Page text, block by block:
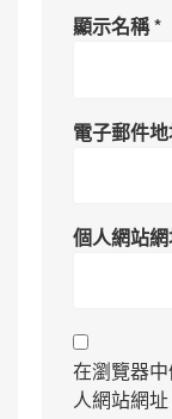
顯示名稱*
電子郵件
個人網站
在瀏覽器
人網站網